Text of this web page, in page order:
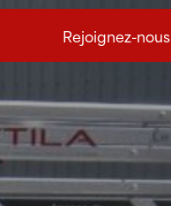
Rejoignez-nous